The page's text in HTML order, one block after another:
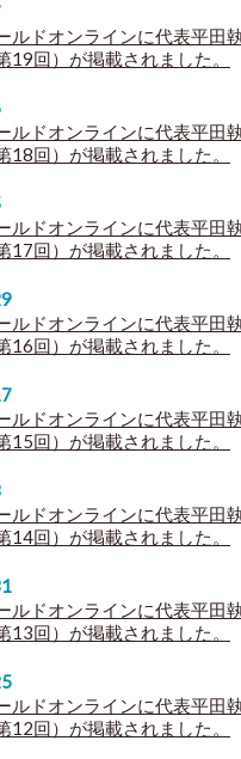
ルドオンラインに代表平田
19回）が掲載されました。
ルドオンラインに代表平田
18回）が掲載されました。
ルドオンラインに代表平田
17回）が掲載されました。
ルドオンラインに代表平田
16回）が掲載されました。
ルドオンラインに代表平田
15回）が掲載されました。
ルドオンラインに代表平田
14回）が掲載されました。
ルドオンラインに代表平田
13回）が掲載されました。
ルドオンラインに代表平田
12回）が掲載されました。